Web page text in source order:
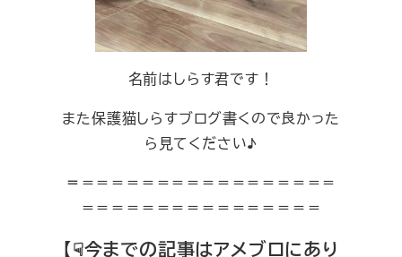
名前はしらす君です！
また保護猫しらすブログ書くので良かった
ら見てください♪
＝ ＝＝＝＝＝＝＝＝＝＝＝＝＝＝＝＝＝
＝＝＝＝＝＝＝＝＝＝＝＝＝＝＝＝
【☟今までの記事はアメブロにあり